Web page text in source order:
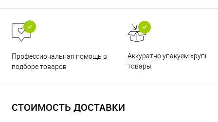
Профессиональная помощь в
подборе товаров
Аккуратно упакуем хрупкие
товары
СТОИМОСТЬ ДОСТАВКИ